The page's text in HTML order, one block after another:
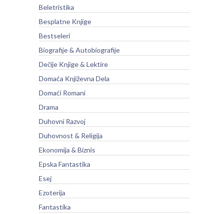
Beletristika
Besplatne Knjige
Bestseleri
Biografije & Autobiografije
Dečije Knjige & Lektire
Domaća Književna Dela
Domaći Romani
Drama
Duhovni Razvoj
Duhovnost & Religija
Ekonomija & Biznis
Epska Fantastika
Esej
Ezoterija
Fantastika